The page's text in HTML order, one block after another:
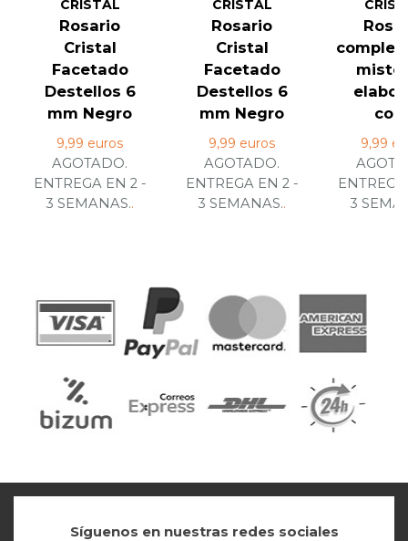
CRISTAL
Rosario
Cristal
Facetado
Destellos 6
mm Negro
9,99 euros
AGOTADO.
ENTREGA EN 2 -
3 SEMANAS..
CRISTAL
Rosario
Cristal
Facetado
Destellos 6
mm Negro
9,99 euros
AGOTADO.
ENTREGA EN 2 -
3 SEMANAS..
9,99
3
Síguenos en nuestras redes sociales